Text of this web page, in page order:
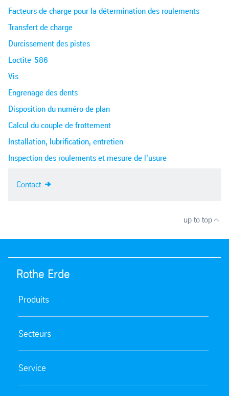
Facteurs de charge pour la détermination des roulements
Transfert de charge
Durcissement des pistes
Loctite-586
Vis
Engrenage des dents
Disposition du numéro de plan
Calcul du couple de frottement
Installation, lubrification, entretien
Inspection des roulements et mesure de l'usure
Contact
up to top
Rothe Erde
Produits
Secteurs
Service